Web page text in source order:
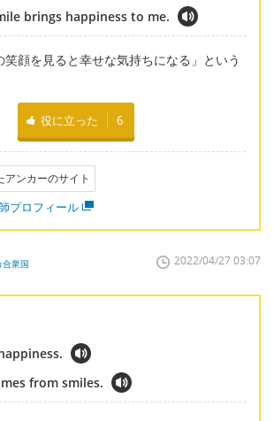
brings happiness to me.
笑顔を見ると幸せな気持ちになる」という
役に立った 6
アンカーのサイト
プロフィール
合衆国 2022/04/27 03:07
from smiles.